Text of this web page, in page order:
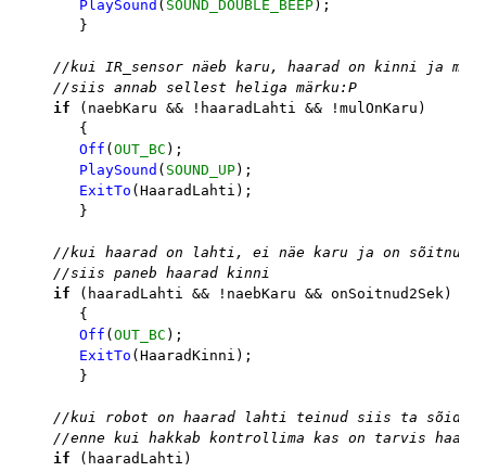
PlaySound ( SOUND_DOUBLE_BEEP);
      }
//kui IR_sensor näeb karu, haarad on kinni ja
   //siis annab sellest heliga märku:P
if
(naebKaru && !haaradLahti && !mulOnKaru)
      {
Off ( OUT_BC );
PlaySound ( SOUND_UP);
ExitTo (HaaradLahti);
      }
//kui haarad on lahti, ei näe karu ja on sõitnud
   //siis paneb haarad kinni
if
(haaradLahti && !naebKaru && onSoitnud2Sek)
      {
Off ( OUT_BC );
ExitTo (HaaradKinni);
      }
//kui robot on haarad lahti teinud siis ta sõidab
//enne kui hakkab kontrollima kas on tarvis
if
(haaradLahti)